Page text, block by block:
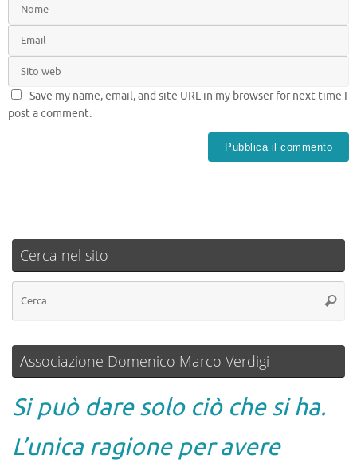
Save my name, email, and site URL in my browser for next time I
post a comment.
Cerca nel sito
Associazione Domenico Marco Verdigi
Si può dare solo ciò che si ha.
L’unica ragione per avere